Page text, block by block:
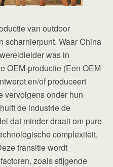
van outdoor
scharnierpunt. Waar China
was in
OEM-productie (Een OEM
en/of produceert
vervolgens onder hun
de industrie de
dat minder draait om pure
complexiteit,
transitie wordt
zoals stijgende